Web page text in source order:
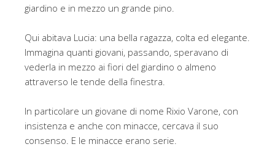
giardino e in mezzo un grande pino.
Qui abitava Lucia: una bella ragazza, colta ed elegante.
Immagina quanti giovani, passando, speravano di
vederla in mezzo ai fiori del giardino o almeno
attraverso le tende della finestra.
In particolare un giovane di nome Rixio Varone, con
insistenza e anche con minacce, cercava il suo
consenso. E le minacce erano serie.